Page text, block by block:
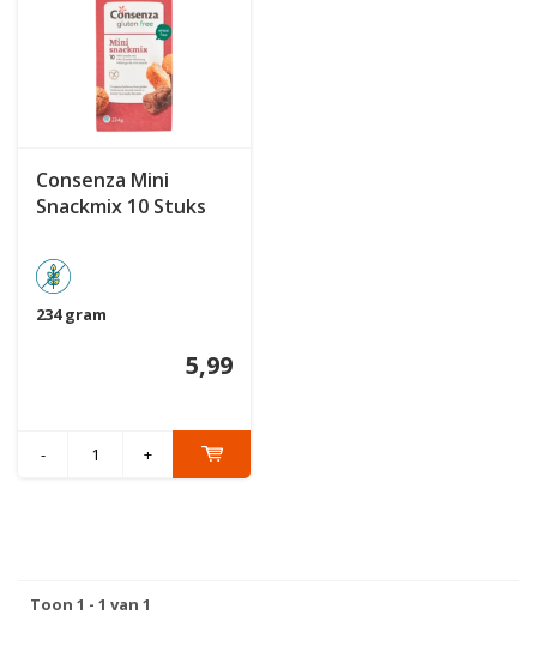
Consenza Mini
Snackmix 10 Stuks
234 gram
5,99
- +
Toon 1 - 1 van 1